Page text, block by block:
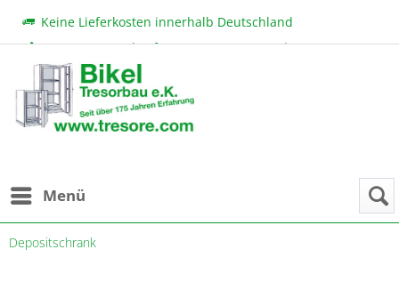
Keine Lieferkosten innerhalb Deutschland
Beratung & Verkauf:+49 (0) 7131 222 11|
bikel@tresore.com
Günstige Preise
Menü
Depositschrank